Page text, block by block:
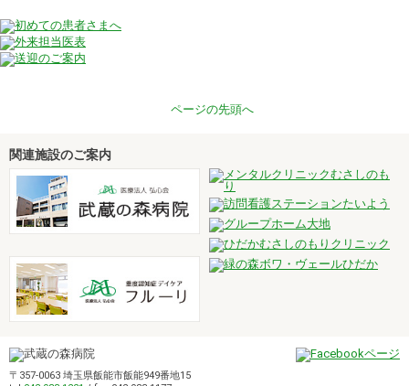
ページの先頭へ
関連施設のご案内
〒357-0063 埼玉県飯能市飯能949番地15